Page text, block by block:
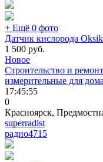
+ Ещё 0 фото
Датчик кислорода
1 500 руб.
Новое
Строительство и ремонт
измерительные для
17:45:55
0
Красноярск,
superradist
радио4715